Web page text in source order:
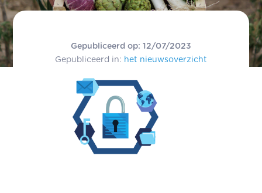
Gepubliceerd op: 12/07/2023
Gepubliceerd in: het nieuwsoverzicht